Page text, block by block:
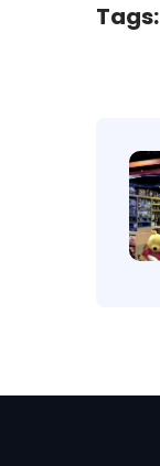
Tags: